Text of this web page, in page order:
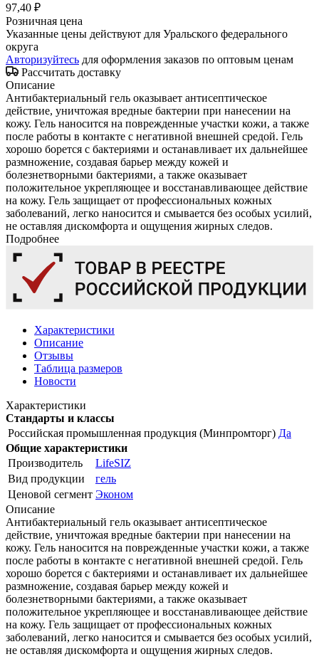
97,40 ₽
Розничная цена
Указанные цены действуют для Уральского федерального
округа
Авторизуйтесь для оформления заказов по оптовым ценам
Рассчитать доставку
Описание
Антибактериальный гель оказывает антисептическое
действие, уничтожая вредные бактерии при нанесении на
кожу. Гель наносится на поврежденные участки кожи, а также
после работы в контакте с негативной внешней средой. Гель
хорошо борется с бактериями и останавливает их дальнейшее
размножение, создавая барьер между кожей и
болезнетворными бактериями, а также оказывает
положительное укрепляющее и восстанавливающее действие
на кожу. Гель защищает от профессиональных кожных
заболеваний, легко наносится и смывается без особых усилий,
не оставляя дискомфорта и ощущения жирных следов.
Подробнее
Характеристики
Описание
Отзывы
Таблица размеров
Новости
Характеристики
Стандарты и классы
Российская промышленная продукция (Минпромторг) Да
Общие характеристики
Производитель
LifeSIZ
Вид продукции
гель
Ценовой сегмент Эконом
Описание
Антибактериальный гель оказывает антисептическое
действие, уничтожая вредные бактерии при нанесении на
кожу. Гель наносится на поврежденные участки кожи, а также
после работы в контакте с негативной внешней средой. Гель
хорошо борется с бактериями и останавливает их дальнейшее
размножение, создавая барьер между кожей и
болезнетворными бактериями, а также оказывает
положительное укрепляющее и восстанавливающее действие
на кожу. Гель защищает от профессиональных кожных
заболеваний, легко наносится и смывается без особых усилий,
не оставляя дискомфорта и ощущения жирных следов.